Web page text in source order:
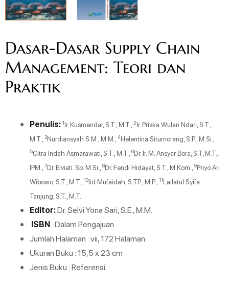
Dasar-Dasar Supply Chain
Management: Teori dan
Praktik
Penulis: 1Ir. Kusmendar, S.T., M.T., 2Ir. Priska Wulan Ndari, S.T.,
M.T.,
3Nurdiansyah S.M., M.M., 4Helentina Situmorang, S.P., M.Si.,
5Citra Indah Asmarawati, S.T., M.T., 6Dr. Ir. M. Ansyar Bora, S.T, M.T.,
IPM.,
7Dr. Elviati. Sp. M.Si., 8Dr. Fendi Hidayat, S.T., M.Kom., 9Priyo Ari
Wibowo, S.T., M.T.,
10Iid Mufaidah, S.TP., M.P., 11Lailatul Syifa
Tanjung, S.T., M.T.
Editor:Dr. Selvi Yona Sari, S.E., M.M.
ISBN: Dalam Pengajuan
Jumlah Halaman : vii, 172 Halaman
Ukuran Buku : 15,5 x 23 cm
Jenis Buku : Referensi